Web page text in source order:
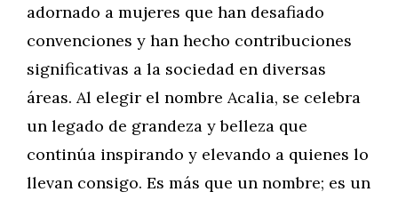
adornado a mujeres que han desafiado
convenciones y han hecho contribuciones
significativas a la sociedad en diversas
áreas. Al elegir el nombre Acalia, se celebra
un legado de grandeza y belleza que
continúa inspirando y elevando a quienes lo
llevan consigo. Es más que un nombre; es un